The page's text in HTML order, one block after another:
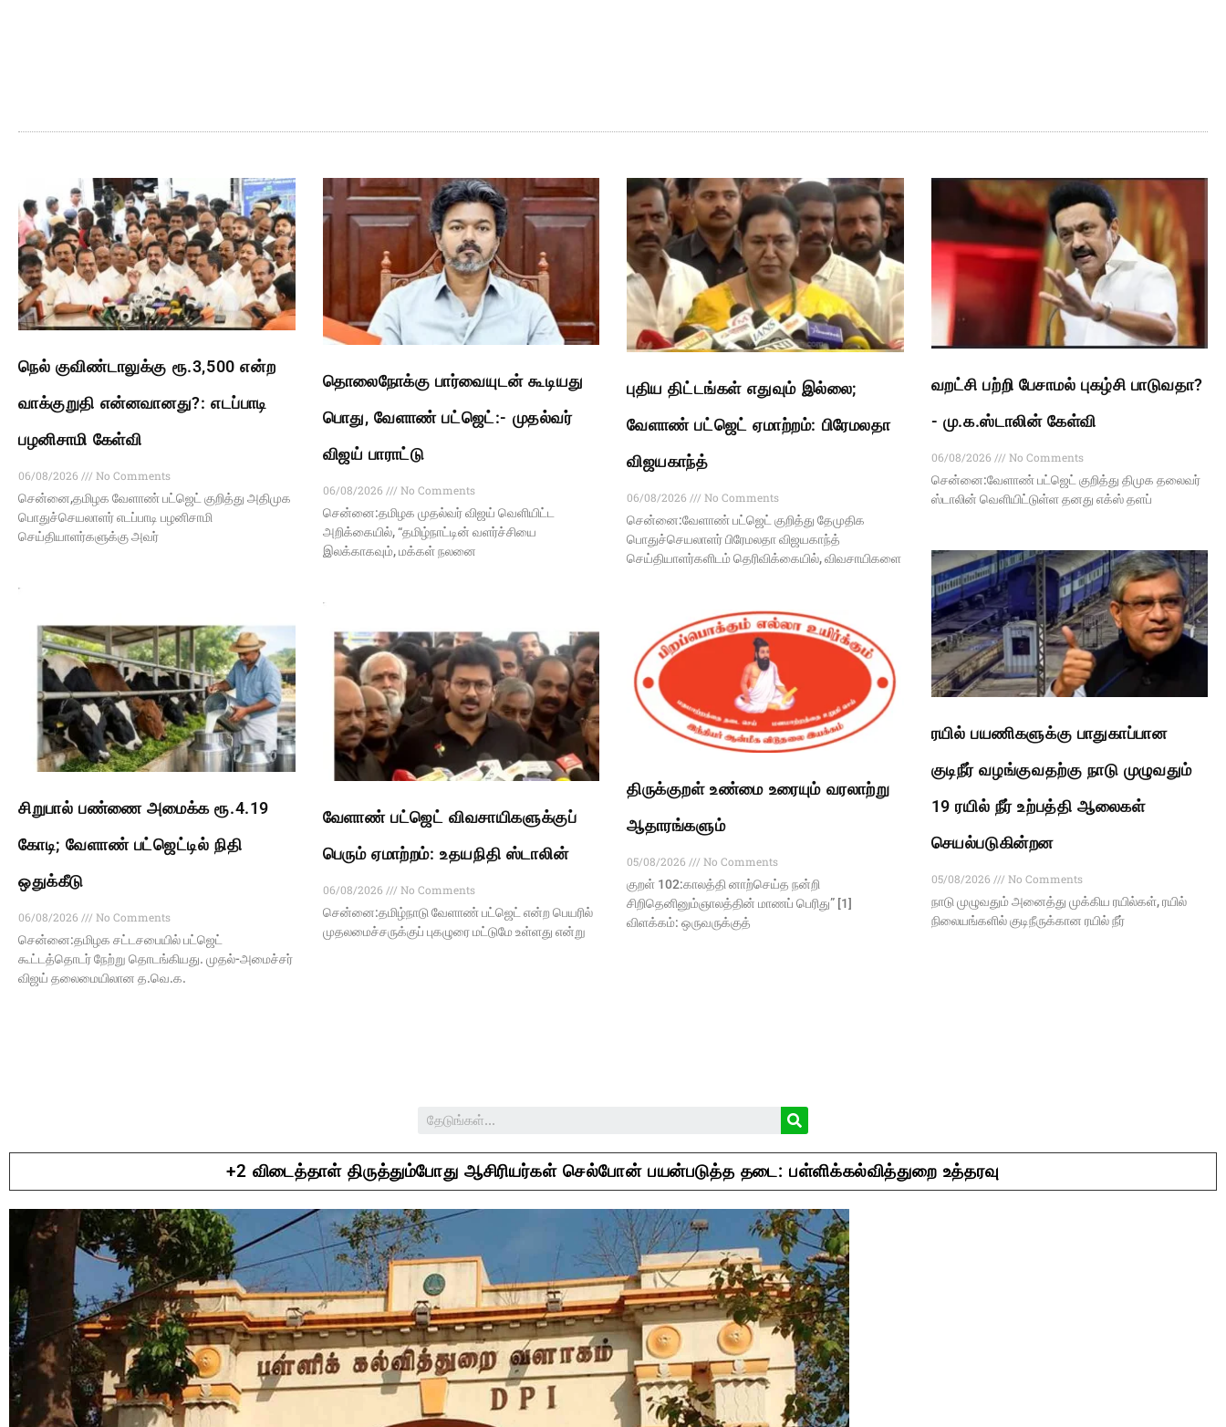
நெல் குவிண்டாலுக்கு ரூ.3,500 என்ற
வாக்குறுதி என்னவானது?: எடப்பாடி
பழனிசாமி கேள்வி
06/08/2026
No Comments
சென்னை,தமிழக வேளாண் பட்ஜெட் குறித்து அதிமுக
பொதுச்செயலாளர் எடப்பாடி பழனிசாமி
செய்தியாளர்களுக்கு அவர்
தொலைநோக்கு பார்வையுடன் கூடியது
பொது, வேளாண் பட்ஜெட்:- முதல்வர்
விஜய் பாராட்டு
06/08/2026
No Comments
சென்னை:தமிழக முதல்வர் விஜய் வெளியிட்ட
அறிக்கையில், “தமிழ்நாட்டின் வளர்ச்சியை
இலக்காகவும், மக்கள் நலனை
புதிய திட்டங்கள் எதுவும் இல்லை;
வேளாண் பட்ஜெட் ஏமாற்றம்: பிரேமலதா
விஜயகாந்த்
06/08/2026
No Comments
சென்னை:வேளாண் பட்ஜெட் குறித்து தேமுதிக
பொதுச்செயலாளர் பிரேமலதா விஜயகாந்த்
செய்தியாளர்களிடம் தெரிவிக்கையில், விவசாயிகளை
வறட்சி பற்றி பேசாமல் புகழ்சி பாடுவதா?
- மு.க.ஸ்டாலின் கேள்வி
06/08/2026
No Comments
சென்னை:வேளாண் பட்ஜெட் குறித்து திமுக தலைவர்
ஸ்டாலின் வெளியிட்டுள்ள தனது எக்ஸ் தளப்
சிறுபால் பண்ணை அமைக்க ரூ.4.19
கோடி; வேளாண் பட்ஜெட்டில் நிதி
ஒதுக்கீடு
06/08/2026
No Comments
சென்னை:தமிழக சட்டசபையில் பட்ஜெட்
கூட்டத்தொடர் நேற்று தொடங்கியது. முதல்-அமைச்சர்
விஜய் தலைமையிலான த.வெ.க.
வேளாண் பட்ஜெட் விவசாயிகளுக்குப்
பெரும் ஏமாற்றம்: உதயநிதி ஸ்டாலின்
06/08/2026
No Comments
சென்னை:தமிழ்நாடு வேளாண் பட்ஜெட் என்ற பெயரில்
முதலமைச்சருக்குப் புகழுரை மட்டுமே உள்ளது என்று
திருக்குறள் உண்மை உரையும் வரலாற்று
ஆதாரங்களும்
05/08/2026
No Comments
குறள் 102:காலத்தி னாற்செய்த நன்றி
சிறிதெனினும்ஞாலத்தின் மாணப் பெரிது” [1]
விளக்கம்: ஒருவருக்குத்
ரயில் பயணிகளுக்கு பாதுகாப்பான
குடிநீர் வழங்குவதற்கு நாடு முழுவதும்
19 ரயில் நீர் உற்பத்தி ஆலைகள்
செயல்படுகின்றன
05/08/2026
No Comments
நாடு முழுவதும் அனைத்து முக்கிய ரயில்கள், ரயில்
நிலையங்களில் குடிநீருக்கான ரயில் நீர்
+2 விடைத்தாள் திருத்தும்போது ஆசிரியர்கள் செல்போன் பயன்படுத்த தடை: பள்ளிக்கல்வித்துறை உத்தரவு